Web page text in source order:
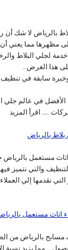
بالرياض لا شك أن
مظهرها مما يعني أن
لجلي البلاط
هذا الغرض .
سابقة في تنظيف
الأفضل في عالم جلي
… اقرأ المزيد
بالرياض
مستعمل بالرياض
والتي نتميز
نقدمها إلي
اثاث مستعمل
بالرياض من
.. مما يزيد نسبة